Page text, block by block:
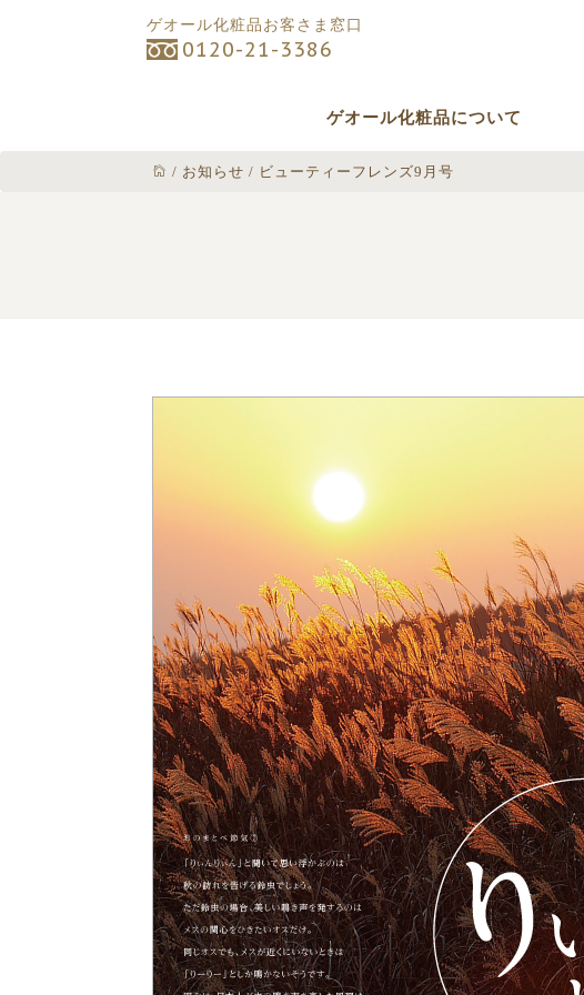
ゲオール化粧品について
ゲオール化粧品お客さま窓口
0120-21-3386
/ お知らせ / ビューティーフレンズ9月号